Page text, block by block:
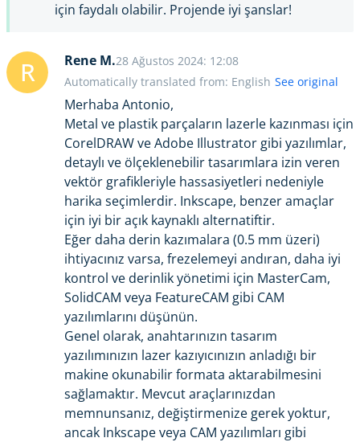
için faydalı olabilir. Projende iyi şanslar!
R Rene M.28 Ağustos 2024: 12:08
Merhaba Antonio,
Metal ve plastik parçaların lazerle kazınması için
CorelDRAW ve Adobe Illustrator gibi yazılımlar,
detaylı ve ölçeklenebilir tasarımlara izin veren
vektör grafikleriyle hassasiyetleri nedeniyle
harika seçimlerdir. Inkscape, benzer amaçlar
için iyi bir açık kaynaklı alternatiftir.
Eğer daha derin kazımalara (0.5 mm üzeri)
ihtiyacınız varsa, frezelemeyi andıran, daha iyi
kontrol ve derinlik yönetimi için MasterCam,
SolidCAM veya FeatureCAM gibi CAM
yazılımlarını düşünün.
Genel olarak, anahtarınızın tasarım
yazılımınızın lazer kazıyıcınızın anladığı bir
makine okunabilir formata aktarabilmesini
sağlamaktır. Mevcut araçlarınızdan
memnunsanız, değiştirmenize gerek yoktur,
ancak Inkscape veya CAM yazılımları gibi
Automatically translated from: English See original